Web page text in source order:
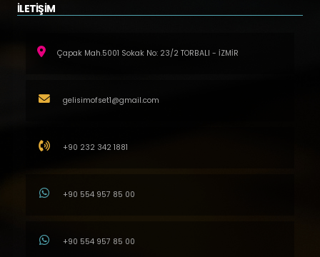
İLETİŞİM
Çapak Mah.5001 Sokak No: 23/2 TORBALI - İZMİR
gelisimofset1@gmail.com
+90 232 342 1881
+90 554 957 85 00
+90 554 957 85 00